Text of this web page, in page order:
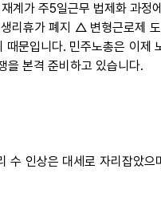
계가 주5일근무 법제화 과
리휴가 폐지 △ 변형근로제
문입니다. 민주노총은 이제
을 본격 준비하고 있습니다.
인상은 대세로 자리잡았